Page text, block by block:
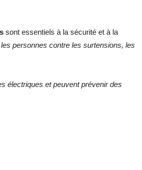
sont essentiels à la sécurité et à la
personnes contre les surtensions, les
électriques et peuvent prévenir des